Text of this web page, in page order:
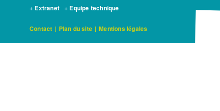
+ Extranet + Equipe technique
Contact | Plan du site | Mentions légales